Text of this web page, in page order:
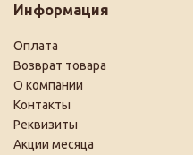
Информация
Оплата
Возврат товара
О компании
Контакты
Реквизиты
Акции месяца